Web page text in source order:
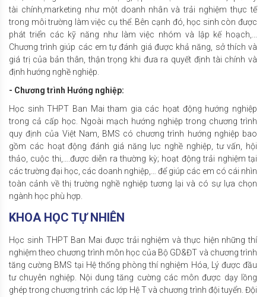
tài chính,marketing như một doanh nhân và trải nghiệm thực tế
trong môi trường làm việc cụ thể. Bên cạnh đó, học sinh còn được
phát triển các kỹ năng như làm việc nhóm và lập kế hoạch,...
Chương trình giúp các em tự đánh giá được khả năng, sở thích và
giá trị của bản thân, thận trọng khi đưa ra quyết định tài chính và
định hướng nghề nghiệp.
- Chương trình Hướng nghiệp:
Học sinh THPT Ban Mai tham gia các họat động hướng nghiệp
trong cả cấp học. Ngoài mạch hướng nghiệp trong chương trình
quy định của Việt Nam, BMS có chương trình hướng nghiệp bao
gồm các hoạt động đánh giá năng lực nghề nghiệp, tư vấn, hội
thảo, cuộc thi,….được diễn ra thường kỳ; hoạt động trải nghiệm tại
các trường đại học, các doanh nghiệp,… để giúp các em có cái nhìn
toàn cảnh về thị trường nghề nghiệp tương lại và có sự lựa chọn
ngành học phù hợp.
KHOA HỌC TỰ NHIÊN
Học sinh THPT Ban Mai được trải nghiệm và thực hiện những thí
nghiệm theo chương trình môn học của Bộ GD&ĐT và chương trình
tăng cường BMS tại Hệ thống phòng thí nghiệm Hóa, Lý được đầu
tư chuyên nghiệp. Nội dung tăng cường các môn được dạy lồng
ghép trong chương trình các lớp Hệ T và chương trình đội tuyển. Đội